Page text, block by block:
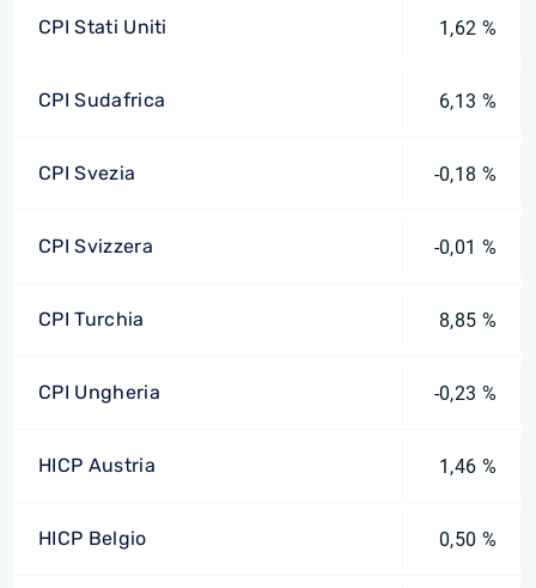
CPI Stati Uniti 1,62 %
CPI Sudafrica 6,13 %
CPI Svezia -0,18 %
CPI Svizzera -0,01 %
CPI Turchia 8,85 %
CPI Ungheria -0,23 %
HICP Austria 1,46 %
HICP Belgio 0,50 %